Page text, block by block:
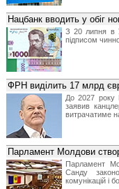
Нацбанк вводить у обіг
З 20 липня в
підписом
ФРН виділить 17 млрд
До 2027 року
заявив
витрачатиме
Парламент Молдови
Парламент
Санду
комунікацій і